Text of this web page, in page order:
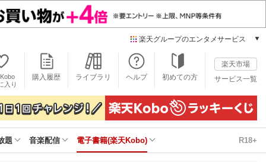
楽天グループのエンタメサービス
本/ゲーム/CD/DVD
楽天ブックス
電子書籍
楽天Kobo
雑誌読み放題
楽天ミュージック
入り
購入履歴 ライブラリ ヘルプ 初めての方
楽天市場
サービス一覧
題 音楽配信 電子書籍(楽天Kobo) R18+